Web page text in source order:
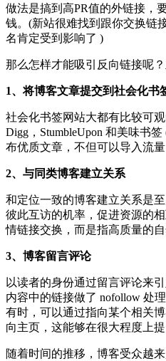
做法是搞到高PR值的外链接，
钱。(新站很难找到跟你交换链
名肯定受到影响了 )
那么怎样才能吸引反向链接呢
1、将博客文章提交到社会化书
社会化书签网站大都有比较可
Digg，StumbleUpon 和美味书
布优质文章，不但可以导入流
2、与同类博客建立关系
和定位一致的博客建立关系是
彼此互访的机率，促进资源的
情链接交换，而是指高质量的自
3、博客留言评论
以读者的身份通过留言评论来
内容中的链接做了 nofollow 处
有时，可以通过指向某个相关
向主页，这能够在很大程度上提
随着时间的推移，博客受众越